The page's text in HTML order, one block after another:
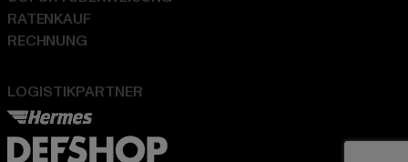
LOGISTIKPARTNER
RATENKAUF
RECHNUNG